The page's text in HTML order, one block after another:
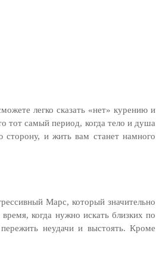
легко сказать «нет» курению и
тот самый период, когда тело и душа
и жить вам станет намного
Марс, который значительно
когда нужно искать близких по
неудачи и выстоять. Кроме